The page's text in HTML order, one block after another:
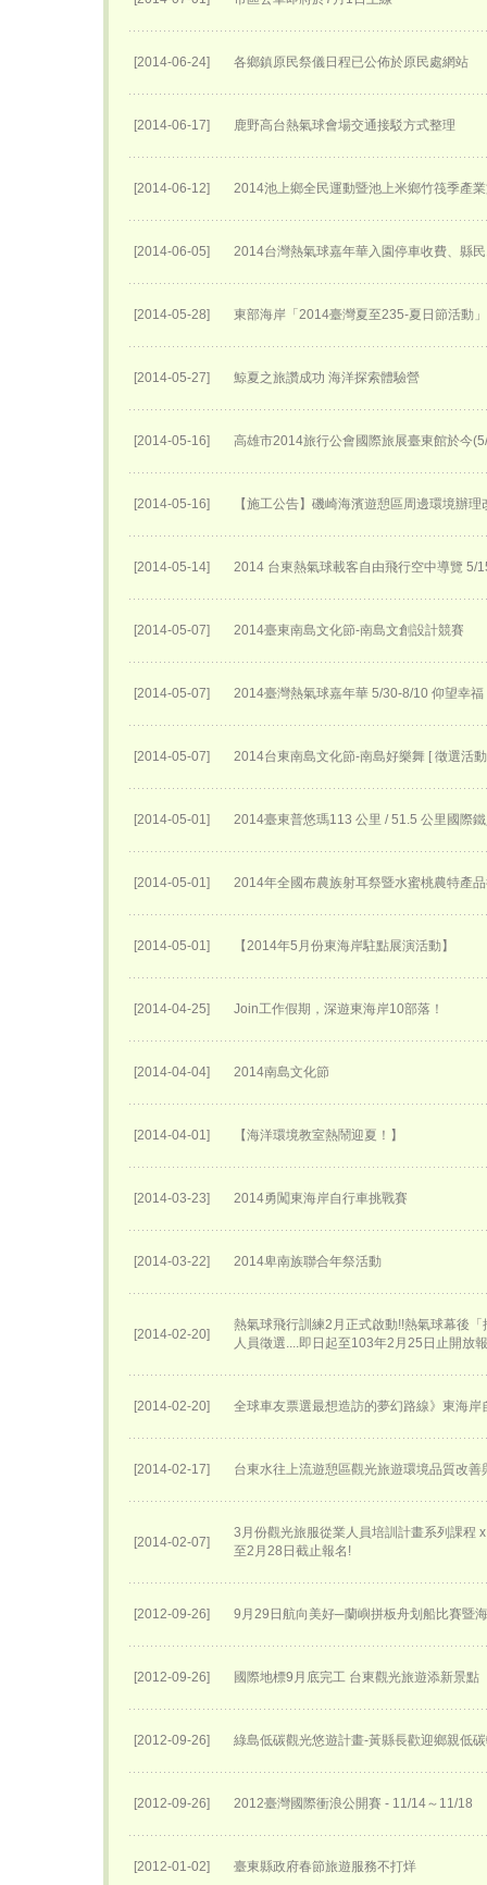
[2014-06-24] 各鄉鎮原民祭儀日程已公佈於原民處網站
[2014-06-17] 鹿野高台熱氣球會場交通接駁方式整理
[2014-06-12] 2014池上鄉全民運動暨池上米鄉竹筏季產
[2014-06-05] 2014台灣熱氣球嘉年華入園停車收費、縣
[2014-05-28] 東部海岸「2014臺灣夏至235-夏日節活動
[2014-05-27] 鯨夏之旅讚成功 海洋探索體驗營
[2014-05-16] 高雄市2014旅行公會國際旅展臺東館於今
[2014-05-16] 【施工公告】磯崎海濱遊憩區周邊環境辦理
[2014-05-14] 2014 台東熱氣球載客自由飛行空中導覽 5/
[2014-05-07] 2014臺東南島文化節-南島文創設計競賽
[2014-05-07] 2014臺灣熱氣球嘉年華 5/30-8/10 仰望幸福
[2014-05-07] 2014台東南島文化節-南島好樂舞 [ 徵選活
[2014-05-01] 2014臺東普悠瑪113 公里 / 51.5 公里國際
[2014-05-01] 2014年全國布農族射耳祭暨水蜜桃農特產
[2014-05-01] 【2014年5月份東海岸駐點展演活動】
[2014-04-25] Join工作假期，深遊東海岸10部落！
[2014-04-04] 2014南島文化節
[2014-04-01] 【海洋環境教室熱鬧迎夏！】
[2014-03-23] 2014勇闖東海岸自行車挑戰賽
[2014-03-22] 2014卑南族聯合年祭活動
[2014-02-20]
熱氣球飛行訓練2月正式啟動!!熱氣球幕後
人員徵選....即日起至103年2月25日止開放
[2014-02-20] 全球車友票選最想造訪的夢幻路線》東海岸
[2014-02-17] 台東水往上流遊憩區觀光旅遊環境品質改善
[2014-02-07]
3月份觀光旅服從業人員培訓計畫系列課程
至2月28日截止報名!
[2012-09-26] 9月29日航向美好─蘭嶼拼板舟划船比賽暨
[2012-09-26] 國際地標9月底完工 台東觀光旅遊添新景點
[2012-09-26] 綠島低碳觀光悠遊計畫-黃縣長歡迎鄉親低
[2012-09-26] 2012臺灣國際衝浪公開賽 - 11/14～11/18
[2012-01-02] 臺東縣政府春節旅遊服務不打烊